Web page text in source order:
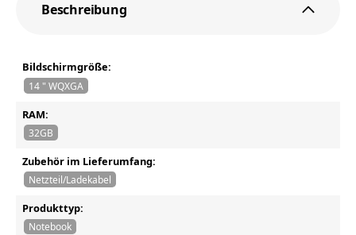
Beschreibung
Bildschirmgröße:
14 " WQXGA
RAM:
32GB
Zubehör im Lieferumfang:
Netzteil/Ladekabel
Produkttyp:
Notebook